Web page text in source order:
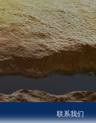
联系我们